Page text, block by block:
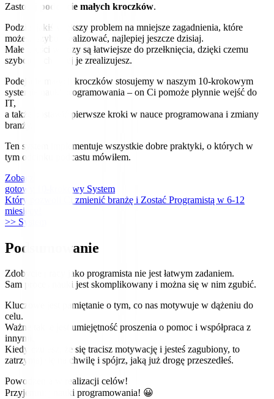
Zastosuj
podejście małych kroczków.
Podziel jakiś większy problem na mniejsze zagadnienia, które
możesz szybo zrealizować, najlepiej jeszcze dzisiaj.
Małe części wiedzy są łatwiejsze do przełknięcia, dzięki czemu
szybciej i chętniej je zrealizujesz.
Podejście małych kroczków stosujemy w naszym 10-krokowym
systemie nauki programowania – on Ci pomoże płynnie wejść do
IT,
a także postawić pierwsze kroki w nauce programowana i zmiany
branży.
Ten system implementuje wszystkie dobre praktyki, o których w
tym odcinku podcastu mówiłem.
Zobacz
gotowy 10-krokowy System
Który pozwoli Ci zmienić branżę i Zostać Programistą w 6-12
miesięcy!
>> System
Podsumowanie
Zdobycie pracy jako programista nie jest łatwym zadaniem.
Sam proces nauki jest skomplikowany i można się w nim zgubić.
Kluczowe jest pamiętanie o tym, co nas motywuje w dążeniu do
celu.
Ważne także jest umiejętność proszenia o pomoc i współpraca z
innymi.
Kiedy czujesz, że się tracisz motywację i jesteś zagubiony, to
zatrzymaj się na chwilę i spójrz, jaką już drogę przeszedłeś.
Powodzenia w realizacji celów!
Przyjemniej nauki programowania! 😀